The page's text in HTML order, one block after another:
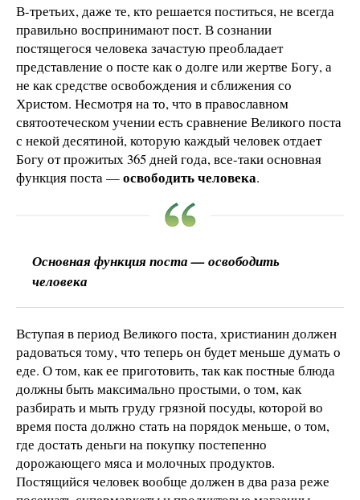
В-третьих, даже те, кто решается поститься, не всегда
правильно воспринимают пост. В сознании
постящегося человека зачастую преобладает
представление о посте как о долге или жертве Богу, а
не как средстве освобождения и сближения со
Христом. Несмотря на то, что в православном
святоотеческом учении есть сравнение Великого поста
с некой десятиной, которую каждый человек отдает
Богу от прожитых 365 дней года, все-таки основная
функция поста —освободить человека.
Основная функция поста — освободить
человека
Вступая в период Великого поста, христианин должен
радоваться тому, что теперь он будет меньше думать о
еде. О том, как ее приготовить, так как постные блюда
должны быть максимально простыми, о том, как
разбирать и мыть груду грязной посуды, которой во
время поста должно стать на порядок меньше, о том,
где достать деньги на покупку постепенно
дорожающего мяса и молочных продуктов.
Постящийся человек вообще должен в два раза реже